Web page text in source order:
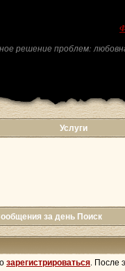
решение проблем:
Услуги
за день Поиск
зарегистрироваться. После